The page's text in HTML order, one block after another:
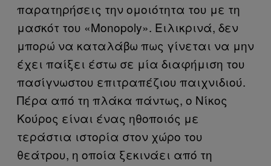
παρατηρήσεις την ομοιότητα του με τη
μασκότ του «Monopoly». Ειλικρινά, δεν
μπορώ να καταλάβω πως γίνεται να μην
έχει παίξει έστω σε μία διαφήμιση του
πασίγνωστου επιτραπέζιου παιχνιδιού.
Πέρα από τη πλάκα πάντως, ο Νίκος
Κούρος είναι ένας ηθοποιός με
τεράστια ιστορία στον χώρο του
θεάτρου, η οποία ξεκινάει από τη